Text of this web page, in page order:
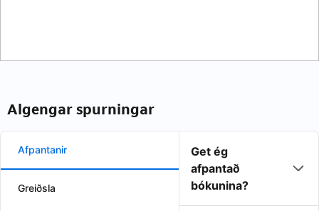
Algengar spurningar
Afpantanir
Greiðsla
Get ég
afpantað
bókunina?